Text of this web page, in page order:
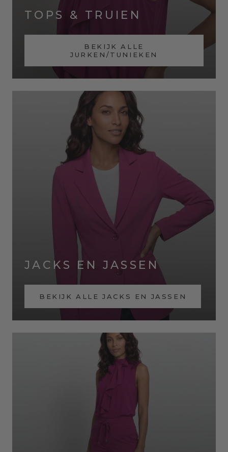
TOPS & TRUIEN
BEKIJK ALLE
JURKEN/TUNIEKEN
JACKS EN JASSEN
BEKIJK ALLE JACKS EN JASSEN